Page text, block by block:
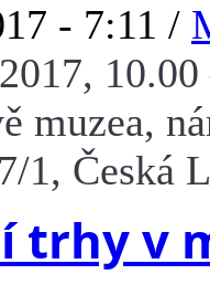
- 7:11 /
muzea,
1, Česká
trhy v